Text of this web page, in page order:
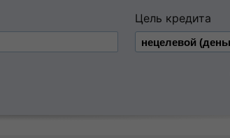
Цель кредита